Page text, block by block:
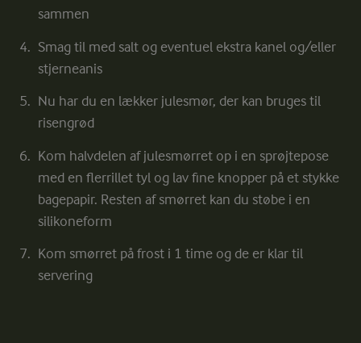
sammen
Smag til med salt og eventuel ekstra kanel og/eller
stjerneanis
Nu har du en lækker julesmør, der kan bruges til
risengrød
Kom halvdelen af julesmørret op i en sprøjtepose
med en flerrillet tyl og lav fine knopper på et stykke
bagepapir. Resten af smørret kan du støbe i en
silikoneform
Kom smørret på frost i 1 time og de er klar til
servering